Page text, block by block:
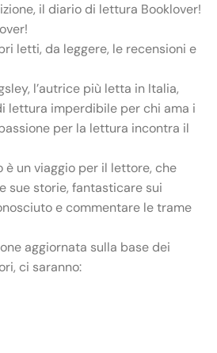
il diario di lettura Booklover!
letti, da leggere, le recensioni e
l’autrice più letta in Italia,
lettura imperdibile per chi ama i
per la lettura incontra il
un viaggio per il lettore, che
sue storie, fantasticare sui
e commentare le trame
aggiornata sulla base dei
ci saranno: